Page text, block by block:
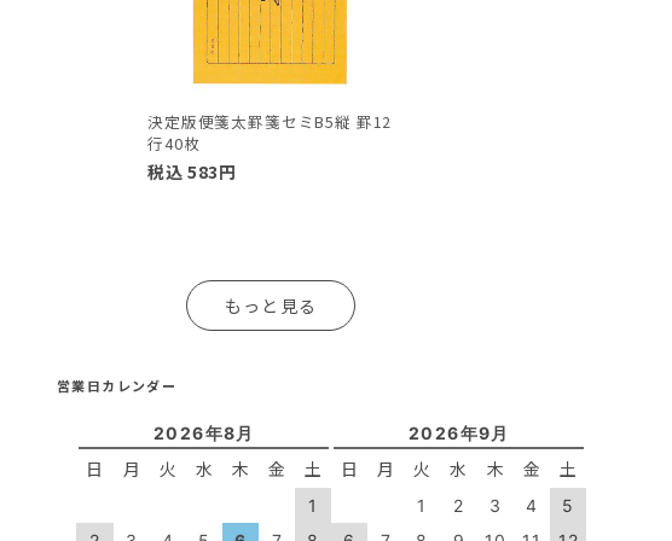
決定版便箋太罫箋セミB5縦 罫12
行40枚
税込 583円
もっと見る
営業日カレンダー
2026年8月
日 月 火 水 木 金 土
1
2026年9月
日 月 火 水 木 金 土
1 2 3 4
5